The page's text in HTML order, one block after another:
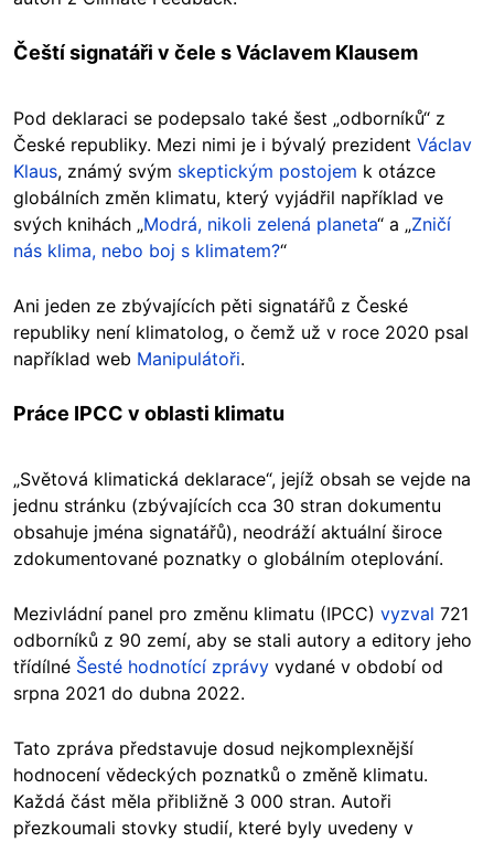
Čeští signatáři v čele s Václavem Klausem
Pod deklaraci se podepsalo také šest „odborníků“ z
České republiky. Mezi nimi je i bývalý prezident Václav
Klaus, známý svým skeptickým postojem k otázce
globálních změn klimatu, který vyjádřil například ve
svých knihách „Modrá, nikoli zelená planeta“ a „Zničí
nás klima, nebo boj s klimatem?“
Ani jeden ze zbývajících pěti signatářů z České
republiky není klimatolog, o čemž už v roce 2020 psal
například web Manipulátoři.
Práce IPCC v oblasti klimatu
„Světová klimatická deklarace“, jejíž obsah se vejde na
jednu stránku (zbývajících cca 30 stran dokumentu
obsahuje jména signatářů), neodráží aktuální široce
zdokumentované poznatky o globálním oteplování.
Mezivládní panel pro změnu klimatu (IPCC) vyzval 721
odborníků z 90 zemí, aby se stali autory a editory jeho
třídílné Šesté hodnotící zprávy vydané v období od
srpna 2021 do dubna 2022.
Tato zpráva představuje dosud nejkomplexnější
hodnocení vědeckých poznatků o změně klimatu.
Každá část měla přibližně 3 000 stran. Autoři
přezkoumali stovky studií, které byly uvedeny v